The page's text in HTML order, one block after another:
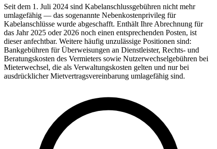
Seit dem 1. Juli 2024 sind Kabelanschlussgebühren nicht mehr
umlagefähig — das sogenannte Nebenkostenprivileg für
Kabelanschlüsse wurde abgeschafft. Enthält Ihre Abrechnung für
das Jahr 2025 oder 2026 noch einen entsprechenden Posten, ist
dieser anfechtbar. Weitere häufig unzulässige Positionen sind:
Bankgebühren für Überweisungen an Dienstleister, Rechts- und
Beratungskosten des Vermieters sowie Nutzerwechselgebühren bei
Mieterwechsel, die als Verwaltungskosten gelten und nur bei
ausdrücklicher Mietvertragsvereinbarung umlagefähig sind.